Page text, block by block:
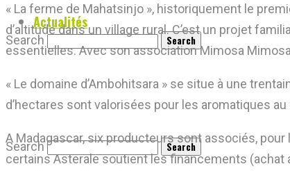
Search
Actualités
Search
« La ferme de Mahatsinjo », historiquement le
d’altitude dans un village rural. C’est un projet
essentielles. Avec son association Mimosa
« Le domaine d’Ambohitsara » se situe à une
d’hectares sont valorisées pour les aromatiques
A Madagascar, six producteurs sont associés,
certains Asterale soutient les financements (achat